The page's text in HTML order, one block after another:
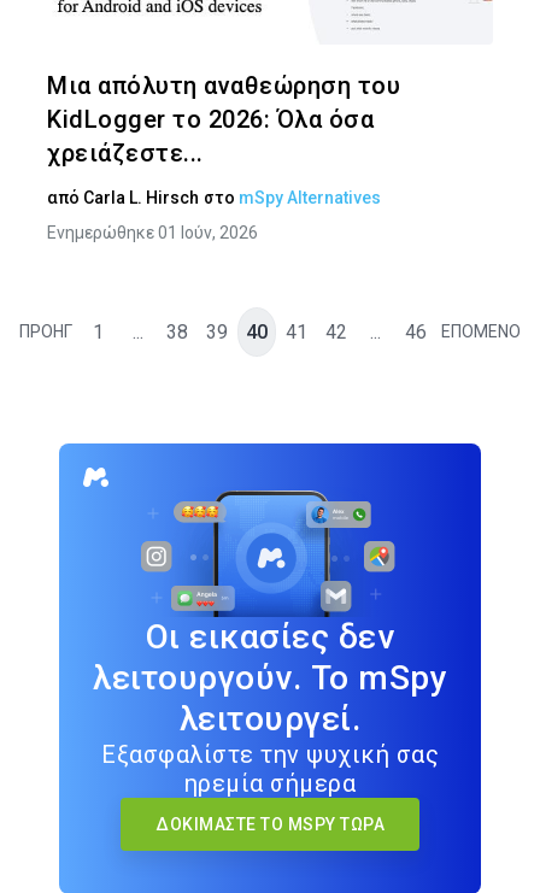
Μια απόλυτη αναθεώρηση του
KidLogger το 2026: Όλα όσα
χρειάζεστε...
από Carla L. Hirsch στο mSpy Alternatives
Ενημερώθηκε 01 Ιούν, 2026
ΠΡΟΗΓ 1 ... 38 39 40 41 42 ... 46 ΕΠΟΜΕΝΟ
Οι εικασίες δεν
λειτουργούν. Το mSpy
λειτουργεί.
Εξασφαλίστε την ψυχική σας
ηρεμία σήμερα
ΔΟΚΙΜΆΣΤΕ ΤΟ MSPY ΤΏΡΑ